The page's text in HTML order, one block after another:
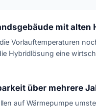
mit alten
Vorlauftemperaturen
Hybridlösung eine
über mehrere
auf Wärmepumpe